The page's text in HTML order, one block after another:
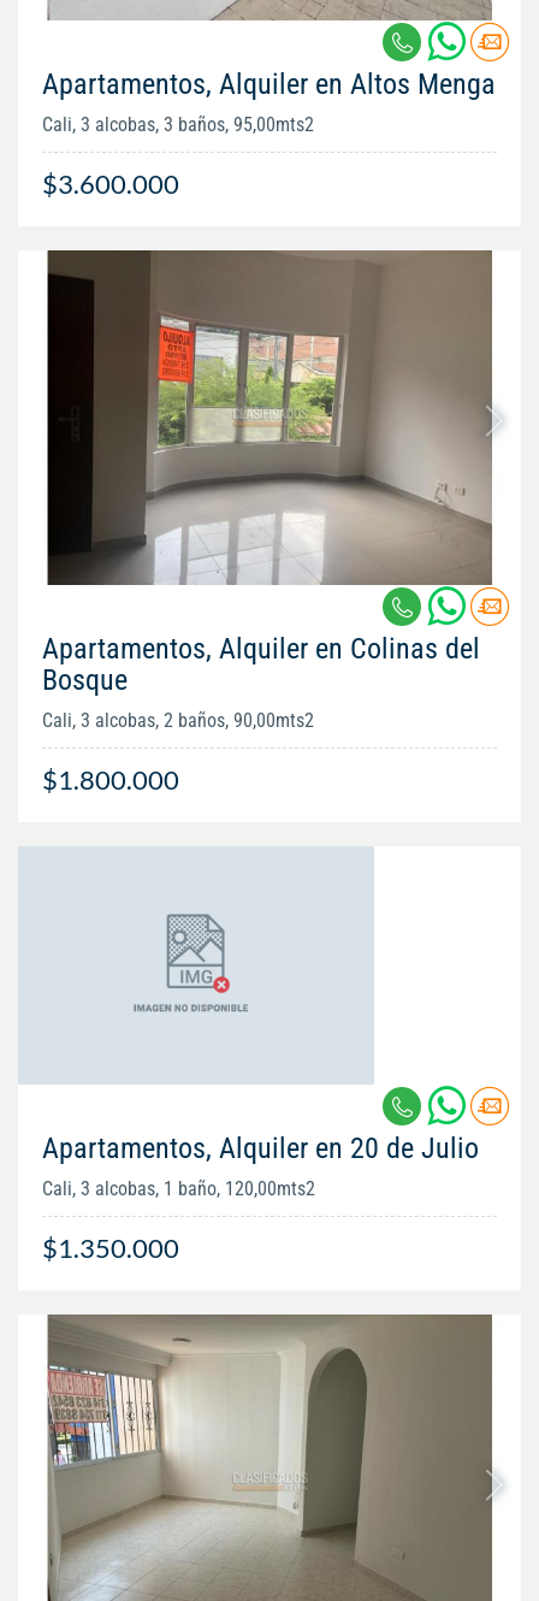
Apartamentos, Alquiler en Altos Menga
Cali, 3 alcobas, 3 baños, 95,00mts2
$3.600.000
Apartamentos, Alquiler en Colinas del
Bosque
Cali, 3 alcobas, 2 baños, 90,00mts2
$1.800.000
Apartamentos, Alquiler en 20 de Julio
Cali, 3 alcobas, 1 baño, 120,00mts2
$1.350.000